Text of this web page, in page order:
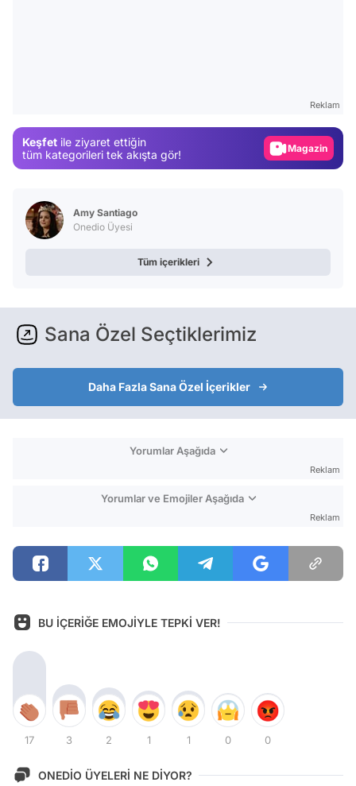
Reklam
Keşfet ile ziyaret ettiğin
tüm kategorileri tek akışta gör!
Video
Amy Santiago
Onedio Üyesi
Tüm içerikleri
Sana Özel Seçtiklerimiz
Daha Fazla Sana Özel İçerikler
Yorumlar Aşağıda
Reklam
Yorumlar ve Emojiler Aşağıda
Reklam
BU İÇERİĞE EMOJİYLE TEPKİ VER!
17 3 2 1 1 0 0
ONEDİO ÜYELERİ NE DİYOR?